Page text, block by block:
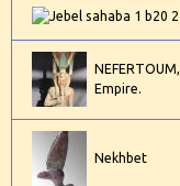
Empire.
Nekhbet